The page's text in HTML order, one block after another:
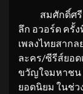
สมศักดิ์ศรี! ร
ลึก อวอร์ด ครั้ง
เพลงไทยสาก
ละคร/ซีรีส์ยอด
ขวัญใจมหาชน
ยอดนิยม ในช่